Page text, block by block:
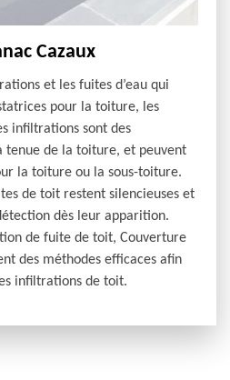
Cazaux
et les fuites d’eau qui
pour la toiture, les
infiltrations sont des
tenue de la toiture, et peuvent
la toiture ou la sous-toiture.
de toit restent silencieuses et
dès leur apparition.
de fuite de toit, Couverture
des méthodes efficaces afin
infiltrations de toit.